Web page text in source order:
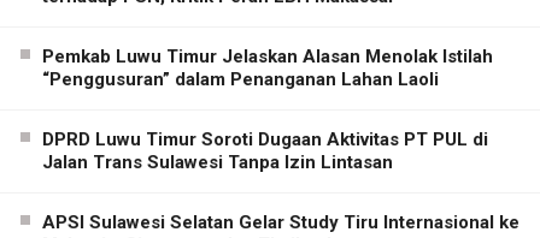
Pemkab Luwu Timur Jelaskan Alasan Menolak Istilah
“Penggusuran” dalam Penanganan Lahan Laoli
DPRD Luwu Timur Soroti Dugaan Aktivitas PT PUL di
Jalan Trans Sulawesi Tanpa Izin Lintasan
APSI Sulawesi Selatan Gelar Study Tiru Internasional ke